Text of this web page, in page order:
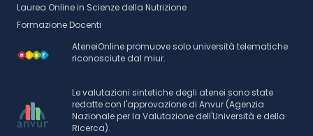
Laurea Online in Scienze della Nutrizione
Formazione Docenti
AteneiOnline promuove solo università telematiche
riconosciute dal miur.
Le valutazioni sintetiche degli atenei sono state
redatte con l'approvazione di Anvur (Agenzia
Nazionale per la Valutazione dell'Università e della
Ricerca).